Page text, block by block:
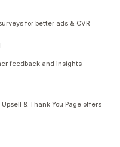
for better ads & CVR
feedback and insights
& Thank You Page offers